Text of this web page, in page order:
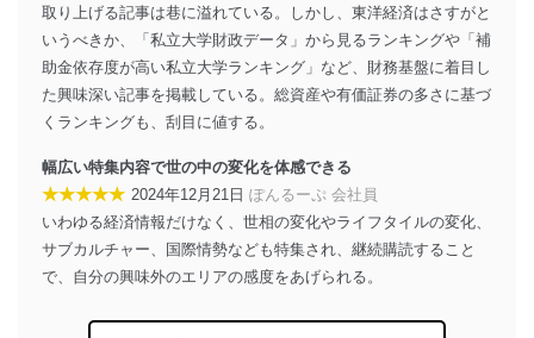
FAX：03-5459-7073
e-mail：
cs@fujisan.co.jp
改訂：2025年2月20日
制定：2005年4月1日
株式会社富士山マガジンサービス
代表取締役会長 西野 伸一郎
個人情報の取扱いについて
１．個人情報保護管理者
当社は以下の個人情報保護管理者を設置し、個人情報保
護管理者の責任のもと、個人情報を取得・アクセス・利
取り上げる記事は巷に溢れている。しかし、東洋経済はさすがと
いうべきか、「私立大学財政データ」から見るランキングや「補
助金依存度が高い私立大学ランキング」など、財務基盤に着目し
た興味深い記事を掲載している。総資産や有価証券の多さに基づ
くランキングも、刮目に値する。
幅広い特集内容で世の中の変化を体感できる
★★★★★ 2024年12月21日 ぽんるーぷ 会社員
いわゆる経済情報だけなく、世相の変化やライフタイルの変化、
サブカルチャー、国際情勢なども特集され、継続購読すること
で、自分の興味外のエリアの感度をあげられる。